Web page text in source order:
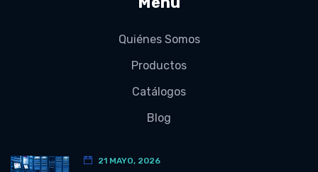
Quiénes Somos
Productos
Catálogos
Blog
21 MAYO, 2026